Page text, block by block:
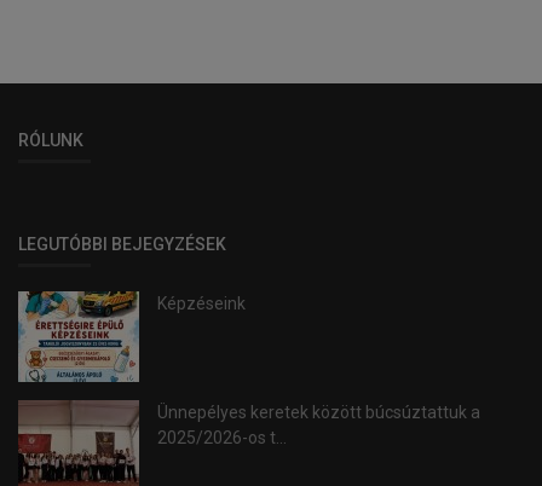
RÓLUNK
LEGUTÓBBI BEJEGYZÉSEK
Képzéseink
Ünnepélyes keretek között búcsúztattuk a
2025/2026-os t...